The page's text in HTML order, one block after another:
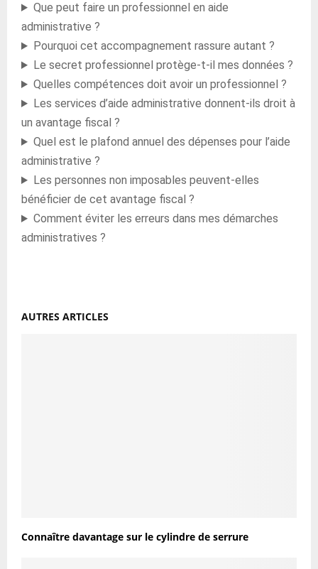
Que peut faire un professionnel en aide
administrative ?
Pourquoi cet accompagnement rassure autant ?
Le secret professionnel protège-t-il mes données ?
Quelles compétences doit avoir un professionnel ?
Les services d’aide administrative donnent-ils droit à
un avantage fiscal ?
Quel est le plafond annuel des dépenses pour l’aide
administrative ?
Les personnes non imposables peuvent-elles
bénéficier de cet avantage fiscal ?
Comment éviter les erreurs dans mes démarches
administratives ?
AUTRES ARTICLES
Connaître davantage sur le cylindre de serrure